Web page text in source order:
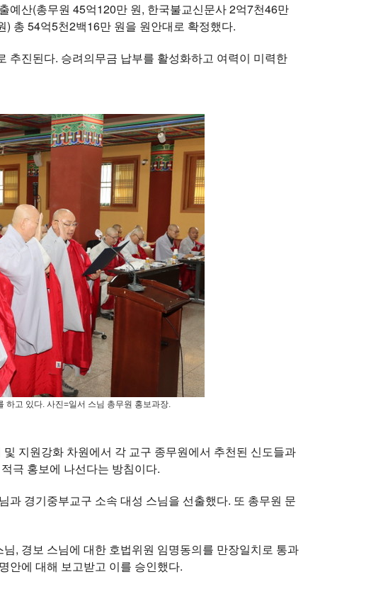
예산(총무원 45억120만 원, 한국불교신문사 2억7천46만
총 54억5천2백16만 원을 원안대로 확정했다.
추진된다. 승려의무금 납부를 활성화하고 여력이 미력한
하고 있다. 사진=일서 스님 총무원 홍보과장.
지원강화 차원에서 각 교구 종무원에서 추천된 신도들과
극 홍보에 나선다는 방침이다.
경기중부교구 소속 대성 스님을 선출했다. 또 총무원 문
, 경보 스님에 대한 호법위원 임명동의를 만장일치로 통과
안에 대해 보고받고 이를 승인했다.